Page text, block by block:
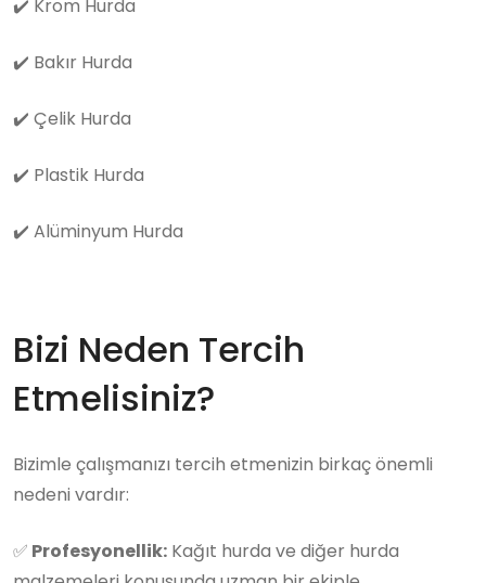
✔️ Krom Hurda
✔️ Bakır Hurda
✔️ Çelik Hurda
✔️ Plastik Hurda
✔️ Alüminyum Hurda
Bizi Neden Tercih
Etmelisiniz?
Bizimle çalışmanızı tercih etmenizin birkaç önemli
nedeni vardır:
✅ Profesyonellik: Kağıt hurda ve diğer hurda